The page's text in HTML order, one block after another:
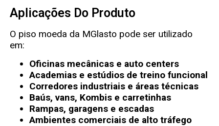
Aplicações Do Produto
O piso moeda da MGlasto pode ser utilizado
em:
Oficinas mecânicas e auto centers
Academias e estúdios de treino funcional
Corredores industriais e áreas técnicas
Baús, vans, Kombis e carretinhas
Rampas, garagens e escadas
Ambientes comerciais de alto tráfego